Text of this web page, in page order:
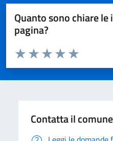
Quanto sono chiare
pagina?
Domanda
Valuta da 1 a 5 stelle la pagina
Valuta 5
Valuta 4 stelle
Valuta 3 stelle su 5
Valuta 2 stelle su 5
Valuta 1 stelle su 5
Contatta il comune